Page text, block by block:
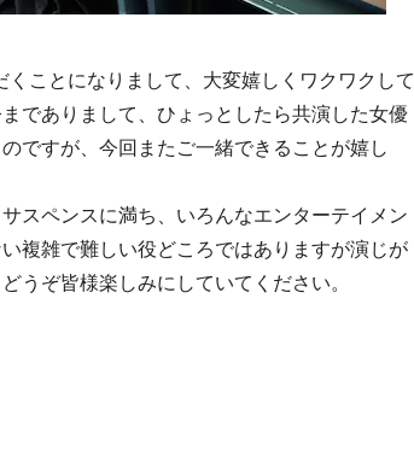
ことになりまして、大変嬉しくワクワクして
でありまして、ひょっとしたら共演した女優
ですが、今回またご一緒できることが嬉し
スペンスに満ち、いろんなエンターテイメン
複雑で難しい役どころではありますが演じが
うぞ皆様楽しみにしていてください。